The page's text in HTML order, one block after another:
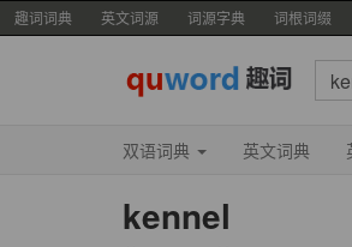
趣词词典 英文词源 词源字典 词根词缀
双语词典 英文词典
kennel